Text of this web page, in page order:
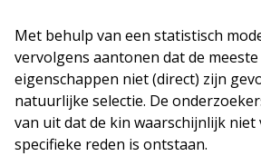
Met behulp van een statistisch
vervolgens aantonen dat de
eigenschappen niet (direct) zijn
natuurlijke selectie. De
van uit dat de kin waarschijnlijk niet
specifieke reden is ontstaan.